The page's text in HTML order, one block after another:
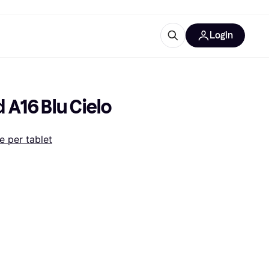
Login
Blu Cielo
per tablet